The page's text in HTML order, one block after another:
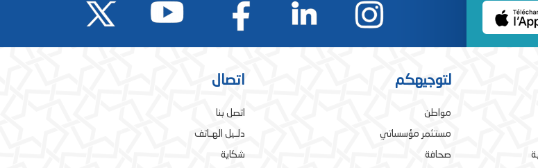
اتصال
اتصل بنا
دلـيل الهـاتف
شكاية
لتوجيهكم
مواطن
مستثمر مؤسساتي
صحافة